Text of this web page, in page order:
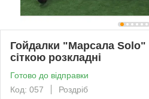
Гойдалки "Марсала Solo"
сіткою розкладні
Готово до відправки
Код: 057
Роздріб